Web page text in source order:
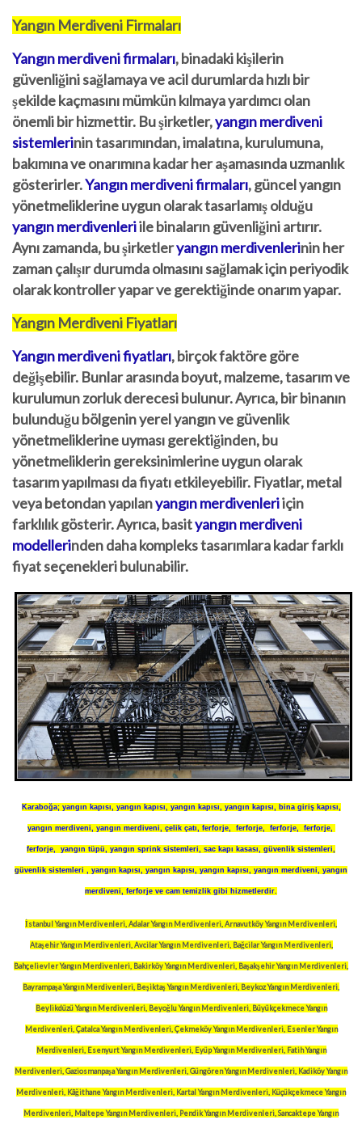
Yangın Merdiveni Firmaları
Yangın merdiveni firmaları, binadaki kişilerin
güvenliğini sağlamaya ve acil durumlarda hızlı bir
şekilde kaçmasını mümkün kılmaya yardımcı olan
önemli bir hizmettir. Bu şirketler,yangın merdiveni
sistemlerinin tasarımından, imalatına, kurulumuna,
bakımına ve onarımına kadar her aşamasında uzmanlık
gösterirler.Yangın merdiveni firmaları, güncel yangın
yönetmeliklerine uygun olarak tasarlamış olduğu
yangın merdivenleriile binaların güvenliğini artırır.
Aynı zamanda, bu şirketleryangın merdivenlerinin her
zaman çalışır durumda olmasını sağlamak için periyodik
olarak kontroller yapar ve gerektiğinde onarım yapar.
Yangın Merdiveni Fiyatları
Yangın merdiveni fiyatları, birçok faktöre göre
değişebilir. Bunlar arasında boyut, malzeme, tasarım ve
kurulumun zorluk derecesi bulunur. Ayrıca, bir binanın
bulunduğu bölgenin yerel yangın ve güvenlik
yönetmeliklerine uyması gerektiğinden, bu
yönetmeliklerin gereksinimlerine uygun olarak
tasarım yapılması da fiyatı etkileyebilir. Fiyatlar, metal
veya betondan yapılanyangın merdivenleriiçin
farklılık gösterir. Ayrıca, basityangın merdiveni
modellerinden daha kompleks tasarımlara kadar farklı
fiyat seçenekleri bulunabilir.
Karaboğa; yangın kapısı yangın kapısı yangın kapısı yangın kapısı bina giriş kapısı
yangın merdiveni yangın merdiveni çelik çatı ferforje, ferforje, ferforje, ferforje,
ferforje yangın tüpü yangın sprink sistemleri sac kapı kasası güvenlik sistemleri
güvenlik sistemleri yangın kapısı yangın kapısı yangın kapısı yangın merdiveni yangın
merdiveni ferforje ve cam temizlik gibi hizmetlerdir.
İstanbul Yangın Merdivenleri, Adalar Yangın Merdivenleri, Arnavutköy Yangın Merdivenleri,
Ataşehir Yangın Merdivenleri, Avcilar Yangın Merdivenleri, Bağcilar Yangın Merdivenleri,
Bahçelievler Yangın Merdivenleri, Bakirköy Yangın Merdivenleri, Başakşehir Yangın Merdivenleri,
Bayrampaşa Yangın Merdivenleri, Beşiktaş Yangın Merdivenleri, Beykoz Yangın Merdivenleri,
Beylikdüzü Yangın Merdivenleri, Beyoğlu Yangın Merdivenleri, Büyükçekmece Yangın
Merdivenleri, Çatalca Yangın Merdivenleri, Çekmeköy Yangın Merdivenleri, Esenler Yangın
Merdivenleri, Esenyurt Yangın Merdivenleri, Eyüp Yangın Merdivenleri, Fatih Yangın
Merdivenleri, Gaziosmanpaşa Yangın Merdivenleri, Güngören Yangın Merdivenleri, Kadiköy Yangın
Merdivenleri, Kâğithane Yangın Merdivenleri, Kartal Yangın Merdivenleri, Küçükçekmece Yangın
Merdivenleri, Maltepe Yangın Merdivenleri, Pendik Yangın Merdivenleri, Sancaktepe Yangın